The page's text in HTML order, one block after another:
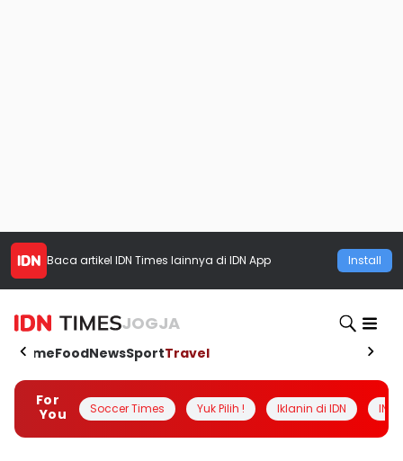
Baca artikel IDN Times lainnya di IDN App Install
JOGJA
HomeFoodNewsSportTravel
For
You
Soccer Times Yuk Pilih ! Iklanin di IDN